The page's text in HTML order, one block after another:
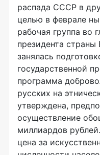
распада СССР в
целью в феврале
рабочая группа во
президента
занялась
государственной
программа
русских на
утверждена,
осуществление
миллиардов
цена за